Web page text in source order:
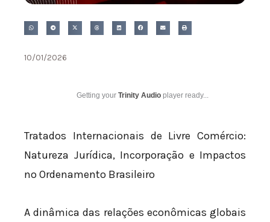
10/01/2026
Getting your Trinity Audio player ready...
Tratados Internacionais de Livre Comércio:
Natureza Jurídica, Incorporação e Impactos
no Ordenamento Brasileiro
A dinâmica das relações econômicas globais